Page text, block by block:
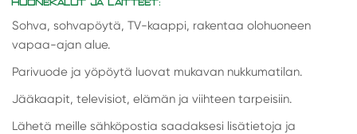
HUONEKALUT JA LAITTEET:
Sohva, sohvapöytä, TV-kaappi, rakentaa olohuoneen
vapaa-ajan alue.
Parivuode ja yöpöytä luovat mukavan nukkumatilan.
Jääkaapit, televisiot, elämän ja viihteen tarpeisiin.
Lähetä meille sähköpostia saadaksesi lisätietoja ja